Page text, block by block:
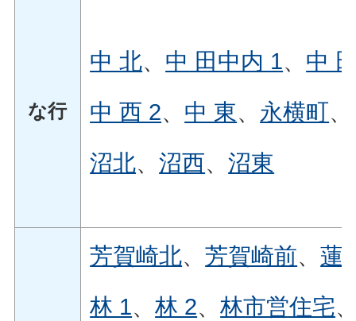
な行
中 北、 中 田中内 1、 中
中 西 2、 中 東、 永横町、
沼北、沼西、沼東
芳賀崎北、芳賀崎前、蓮
林 1、林 2、林市営住宅